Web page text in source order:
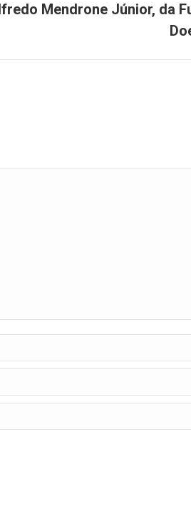
Mendrone Júnior, da